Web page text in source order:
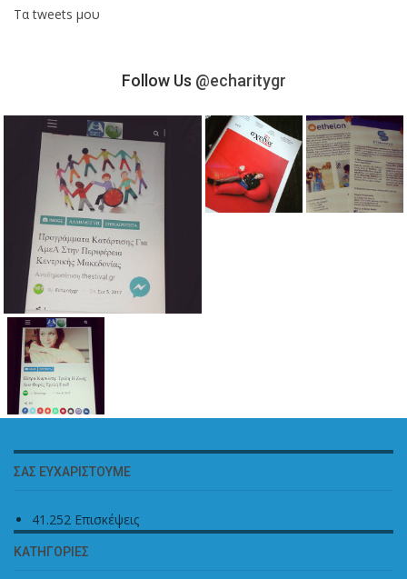
Τα tweets μου
Follow Us @echaritygr
ΣΑΣ ΕΥΧΑΡΙΣΤΟΎΜΕ
41.252 Επισκέψεις
ΚΑΤΗΓΟΡΊΕΣ